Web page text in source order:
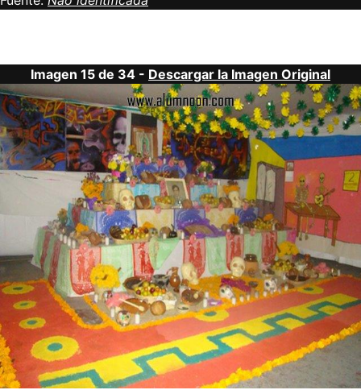
Imagen 15 de 34 - Descargar la Imagen Original